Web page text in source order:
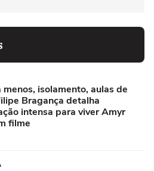
menos, isolamento, aulas de
Bragança detalha
intensa para viver Amyr
filme